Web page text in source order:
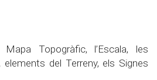
Topogràfic, l’Escala, les
elements del Terreny, els Signes